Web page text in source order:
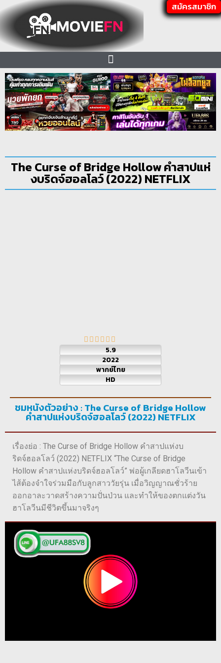
สมัครสมาชิก
The Curse of Bridge Hollow คำสาปแห่
งบริดจ์ฮอลโลว์ (2022) NETFLIX
5.9
2022
พากย์ไทย
HD
ชมหนังตัวอย่าง : The Curse of Bridge Hollow
คำสาปแห่งบริดจ์ฮอลโลว์ (2022) NETFLIX
เรื่องย่อ : The Curse of Bridge Hollow คำสาปแห่งบ
ริดจ์ฮอลโลว์ (2022) NETFLIX “The Curse of Bridge
Hollow คำสาปแห่งบริดจ์ฮอลโลว์” พ่อผู้เกลียดฮาโลวีนเข้า
ไส้ต้องจำใจร่วมมือกับลูกสาววัยรุ่น เมื่อวิญญาณชั่วร้าย
ออกอาละวาดสร้างความปั่นป่วน และทำให้ของตกแต่งวัน
ฮาโลวีนมีชีวิตขึ้นมาจริงๆ